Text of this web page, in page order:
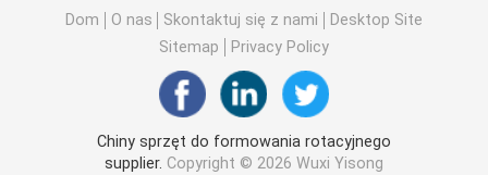
Rockandrollowa maszyna z otwartym płomieniem
Rockandrollowa maszyna do formowania rotacyjnego
wahadłowa maszyna do formowania rotacyjnego
Dom O nas Skontaktuj się z nami
Desktop Site
Sitemap
Privacy Policy
Chiny sprzęt do formowania rotacyjnego
supplier. Copyright © 2026 Wuxi Yisong